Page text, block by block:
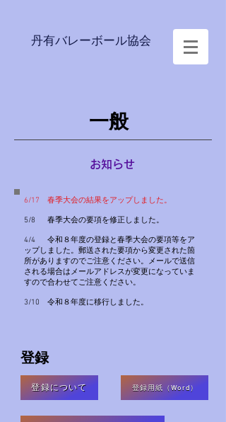
丹有バレーボール協会
一般
お知らせ
6/17 春季大会の結果をアップしました。
5/8 春季大会の要項を修正しました。
4/4 令和８年度の登録と春季大会の要項等をア
ップしました。郵送された要項から変更された箇
所がありますのでご注意ください。メールで送信
される場合はメールアドレスが変更になっていま
すので合わせてご注意ください。​
3/10 令和８年度に移行しました。
登録
登録について 登録用紙（Word）